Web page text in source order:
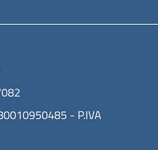
- P.IVA